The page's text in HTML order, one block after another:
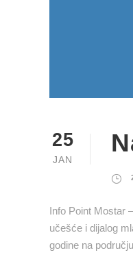
25
JAN
Info Point Mostar
učešće i dijalog
godine na